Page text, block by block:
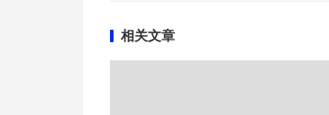
相关文章